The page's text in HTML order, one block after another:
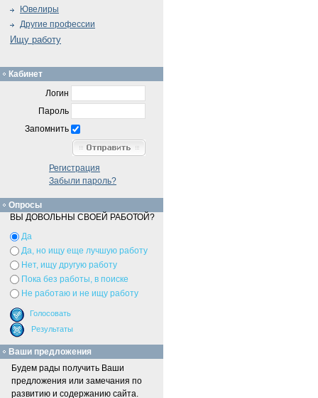
Ювелиры
Другие профессии
Ищу работу
Кабинет
Логин
Пароль
Запомнить
Регистрация
Забыли пароль?
Опросы
ВЫ ДОВОЛЬНЫ СВОЕЙ РАБОТОЙ?
Да
Да, но ищу еще лучшую работу
Нет, ищу другую работу
Пока без работы, в поиске
Не работаю и не ищу работу
Ваши предложения
Будем рады получить Ваши
предложения или замечания по
развитию и содержанию сайта.